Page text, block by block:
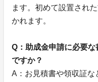
ます。初めて設置され
かれます。
Q：助成金申請に必要
ですか？
A：お見積書や領収証な